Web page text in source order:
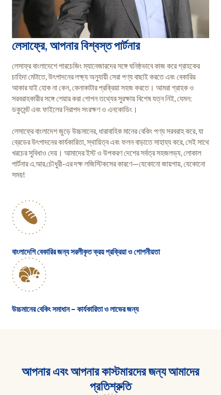
লেসাফ্রে, আপনার বিশ্বস্ত পার্টনার
লেসাফ্র বাংলাদেশে পারচেজিং ম্যানেজারদের সঙ্গে ঘনিষ্ঠভাবে কাজ করে গ্রাহকের
চাহিদা মেটাতে, উৎপাদনের লক্ষ্য অনুযায়ী সেরা পণ্য বাছাই করতে এবং বেকারির
আকার যাই হোক না কেন, কেনাকাটার প্রক্রিয়া সহজ করতে। আমরা গ্রাহক ও
সরবরাহকারীর সঙ্গে শেয়ার করা গোপন তথ্যের সুরক্ষায় বিশেষ যত্ন নিই, যেমন:
ডকুমেন্ট এবং ফাইলের নিরাপদ সংরক্ষণ ও এনকোডিং।
লেসাফ্রে বাংলাদেশ জুড়ে উচ্চমানের, ধারাবাহিক মানের বেকিং পণ্য সরবরাহ করে, যা
ব্রেডের উৎপাদনের কার্যকারিতা, স্থায়িত্ব এবং ফলন বাড়াতে সাহায্য করে, সেই সাথে
খরচের সুবিধাও দেয়। আমাদের ইস্ট ও উপকরণ দেশের সর্বত্র সহজলভ্য, লোকাল
পার্টনার এ.আর.চৌধুরী-এর দক্ষ লজিস্টিকসের কারণে—যেকোনো জায়গায়, যেকোনো
সময়!
বাংলাদেশি বেকারির জন্য সরলীকৃত ক্রয় প্রক্রিয়া ও গোপনীয়তা
উচ্চমানের বেকিং সমাধান – কার্যকারিতা ও লাভের জন্য
আপনার এবং আপনার কাস্টমারদের জন্য আমাদের
প্রতিশ্রুতি